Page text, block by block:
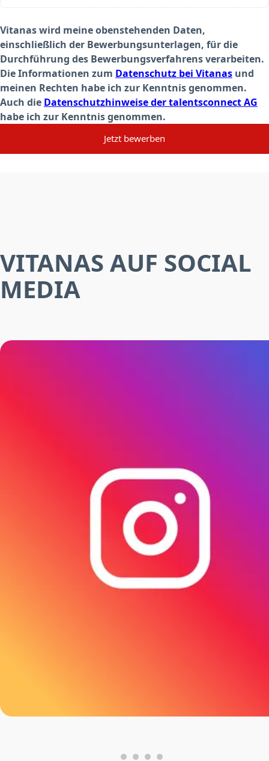
Vitanas wird meine obenstehenden Daten,
einschließlich der Bewerbungsunterlagen, für die
Durchführung des Bewerbungsverfahrens verarbeiten.
Die Informationen zum Datenschutz bei Vitanas und
meinen Rechten habe ich zur Kenntnis genommen.
Auch die Datenschutzhinweise der talentsconnect AG
habe ich zur Kenntnis genommen.
Jetzt bewerben
VITANAS AUF SOCIAL
MEDIA